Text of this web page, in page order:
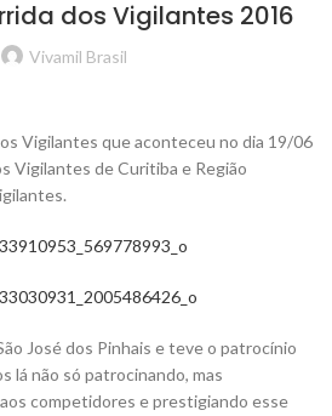
dos Vigilantes 2016
Vivamil Brasil
Vigilantes que aconteceu no dia 19/06
Vigilantes de Curitiba e Região
José dos Pinhais e teve o patrocínio
lá não só patrocinando, mas
competidores e prestigiando esse